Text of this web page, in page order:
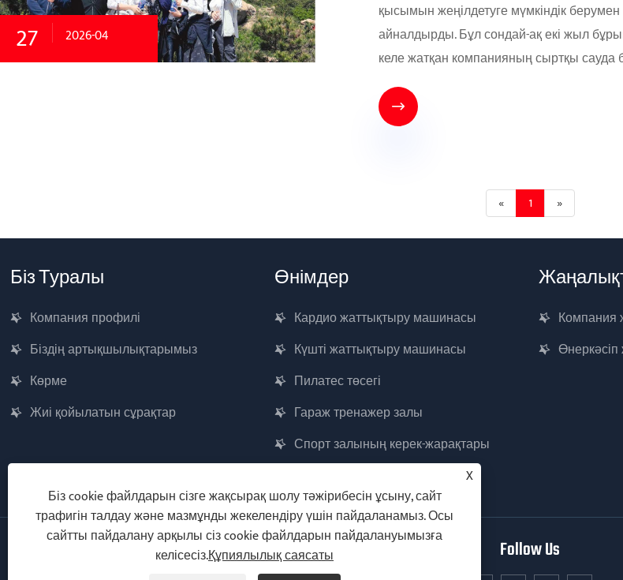
27 2026-04
қысымын жеңілдетуге мүмкіндік
айналдырды. Бұл сондай-ақ екі жыл
келе жатқан компанияның сыртқы сауда

« 1 »
Біз Туралы
Компания профилі
Біздің артықшылықтарымыз
Көрме
Жиі қойылатын сұрақтар
Өнімдер
Кардио жаттықтыру машинасы
Күшті жаттықтыру машинасы
Пилатес төсегі
Гараж тренажер залы
Спорт залының керек-жарақтары
Компания
Copyright © 2026 Qingdao Yingruis Fitness Technology Co., Ltd.
Follow Us
X
Біз cookie файлдарын сізге жақсырақ шолу тәжірибесін ұсыну, сайт
трафигін талдау және мазмұнды жекелендіру үшін пайдаланамыз. Осы
сайтты пайдалану арқылы сіз cookie файлдарын пайдалануымызға
келісесіз.Құпиялылық саясаты